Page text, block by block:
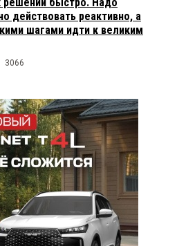
действовать реактивно, а
шагами идти к великим
3066